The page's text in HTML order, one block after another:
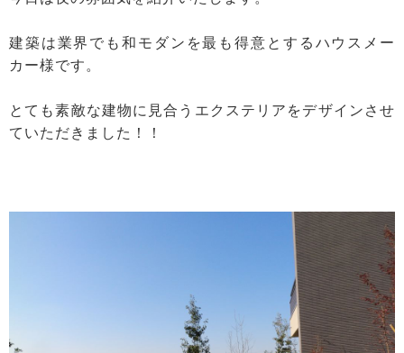
建築は業界でも和モダンを最も得意とするハウスメー
カー様です。
とても素敵な建物に見合うエクステリアをデザインさせ
ていただきました！！